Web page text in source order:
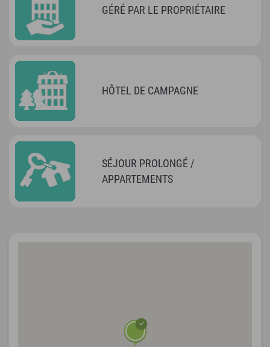
GÉRÉ PAR LE PROPRIÉTAIRE
HÔTEL DE CAMPAGNE
SÉJOUR PROLONGÉ /
APPARTEMENTS